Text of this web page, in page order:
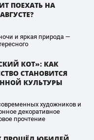
ПОЕХАТЬ НА
и яркая природа —
КОТ»: КАК
СТАНОВИТСЯ
КУЛЬТУРЫ
художников и
декоративное
прочтение